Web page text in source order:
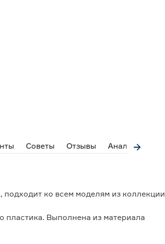
Советы Отзывы Аналоги
ко всем моделям из коллекции
пластика. Выполнена из материала